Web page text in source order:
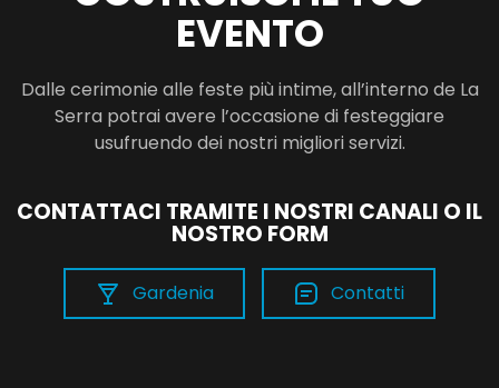
EVENTO
Dalle cerimonie alle feste più intime, all’interno de La
Serra potrai avere l’occasione di festeggiare
usufruendo dei nostri migliori servizi.
CONTATTACI TRAMITE I NOSTRI CANALI O IL
NOSTRO FORM
Gardenia Contatti